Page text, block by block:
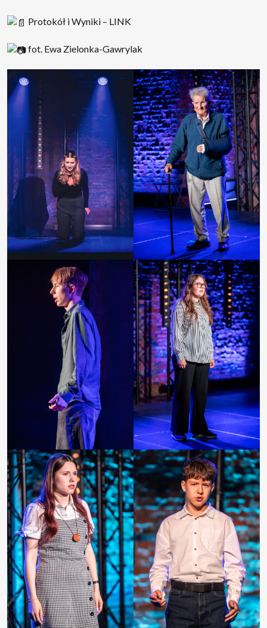
Protokół i Wyniki – LINK
fot. Ewa Zielonka-Gawrylak